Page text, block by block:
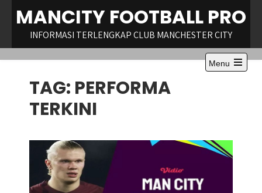
content
MANCITY FOOTBALL PRO
INFORMASI TERLENGKAP CLUB MANCHESTER CITY
Menu
Open
TAG: PERFORMA
TERKINI